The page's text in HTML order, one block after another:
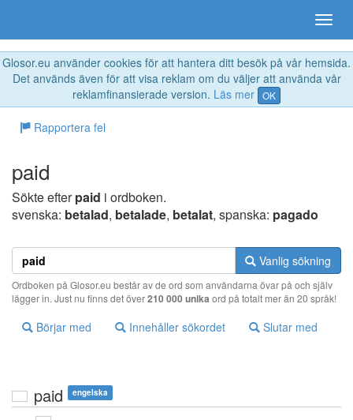
Glosor.eu använder cookies för att hantera ditt besök på vår hemsida.
Det används även för att visa reklam om du väljer att använda vår
reklamfinansierade version. Läs mer OK
Rapportera fel
paid
Sökte efterpaid i ordboken.
svenska: betalad, betalade, betalat, spanska: pagado
Vanlig sökning
Ordboken på Glosor.eu består av de ord som användarna övar på och själv
lägger in. Just nu finns det över210 000 unika ord på totalt mer än 20 språk!
Börjar med Innehåller sökordet Slutar med
paid engelska